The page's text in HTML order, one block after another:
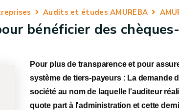
Audits et études AMUREBA
bénéficier des
Pour plus de transparence et pour
système de tiers-payeurs : La demande
société au nom de laquelle l'auditeur
quote part à l'administration et cette